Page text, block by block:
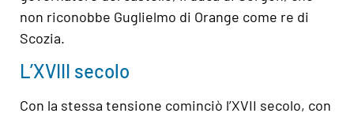
non riconobbe Guglielmo di Orange come re di
Scozia.
L’XVIII secolo
Con la stessa tensione cominciò l’XVII secolo, con